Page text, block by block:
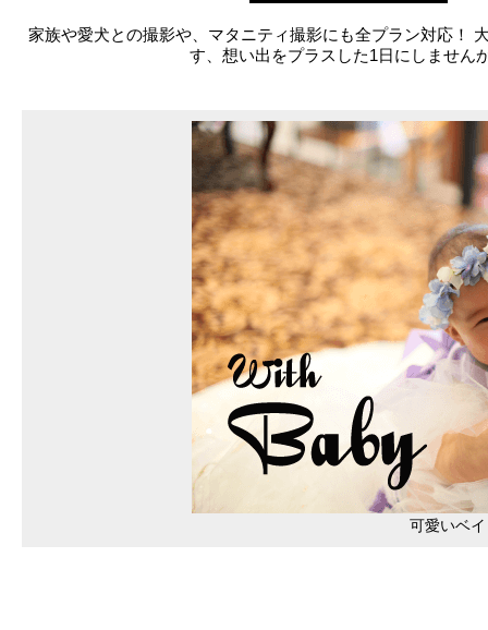
家族や愛犬との撮影や、マタニティ撮影にも全プラン対応！
す、想い出をプラスした1日にしません
可愛いベ